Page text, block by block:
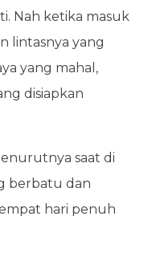
Nah ketika masuk
lintasnya yang
yang mahal,
disiapkan
saat di
berbatu dan
hari penuh